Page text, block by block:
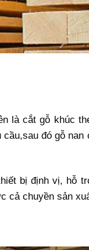
là cắt gỗ khúc
đó gỗ nan
bị định vị, hỗ
cả chuyền sản